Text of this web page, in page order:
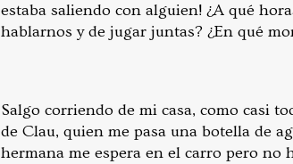
estaba saliendo con alguien! ¿A qué
hablarnos y de jugar juntas? ¿En qué
Salgo corriendo de mi casa, como casi
de Clau, quien me pasa una botella de
hermana me espera en el carro pero no